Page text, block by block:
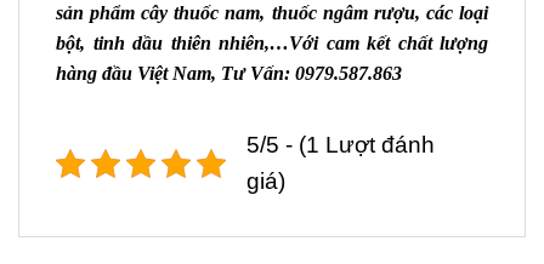
sản phẩm cây thuốc nam, thuốc ngâm rượu, các loại
bột, tinh dầu thiên nhiên,…Với cam kết chất lượng
hàng đầu Việt Nam, Tư Vấn: 0979.587.863
5/5 - (1 Lượt đánh
giá)